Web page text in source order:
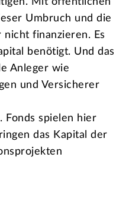
Umbruch und die
finanzieren. Es
benötigt. Und das
Anleger wie
und Versicherer
Fonds spielen hier
das Kapital der